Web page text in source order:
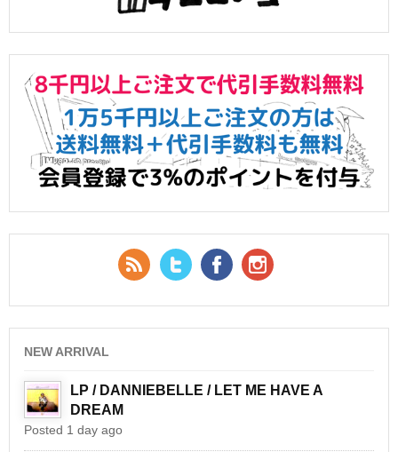
RSS Feed
Twitter Facebook
NEW ARRIVAL
LP / DANNIEBELLE / LET ME HAVE A
DREAM
Posted 1 day ago